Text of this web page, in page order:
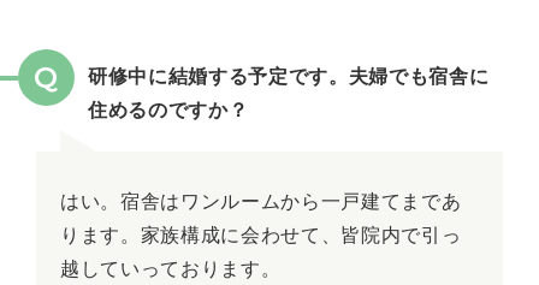
Q
研修中に結婚する予定です。夫婦でも宿舎に
住めるのですか？
はい。宿舎はワンルームから一戸建てまであ
ります。家族構成に会わせて、皆院内で引っ
越していっております。